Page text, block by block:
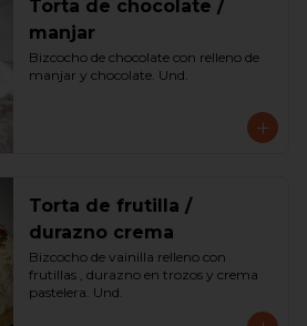
Torta de chocolate /
manjar
Bizcocho de chocolate con relleno de
manjar y chocolate. Und.
Torta de frutilla /
durazno crema
Bizcocho de vainilla relleno con
frutillas , durazno en trozos y crema
pastelera. Und.